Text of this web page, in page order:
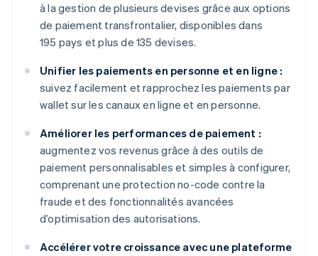
à la gestion de plusieurs devises grâce aux options
de paiement transfrontalier, disponibles dans
195 pays et plus de 135 devises.
Unifier les paiements en personne et en ligne :
suivez facilement et rapprochez les paiements par
wallet sur les canaux en ligne et en personne.
Améliorer les performances de paiement :
augmentez vos revenus grâce à des outils de
paiement personnalisables et simples à configurer,
comprenant une protection no-code contre la
fraude et des fonctionnalités avancées
d’optimisation des autorisations.
Accélérer votre croissance avec une plateforme